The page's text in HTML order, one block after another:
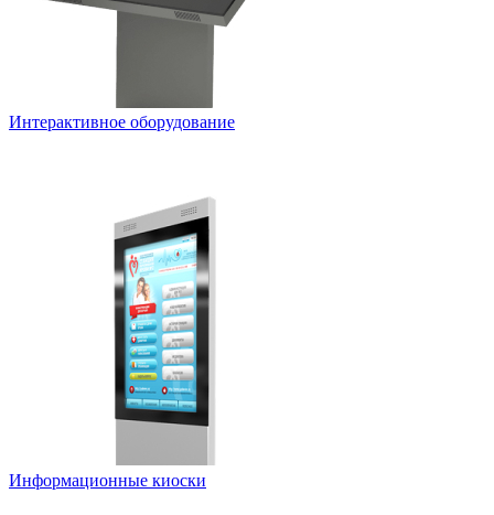
Интерактивное оборудование
Информационные киоски